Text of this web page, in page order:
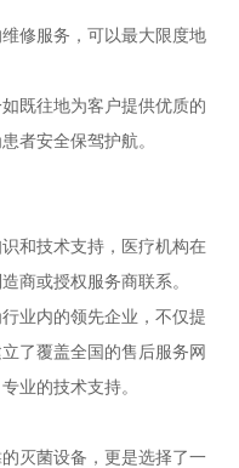
修服务，可以最大限度地
既往地为客户提供优质的
者安全保驾护航。
和技术支持，医疗机构在
商或授权服务商联系。
业内的领先企业，不仅提
了覆盖全国的售后服务网
业的技术支持。
灭菌设备，更是选择了一